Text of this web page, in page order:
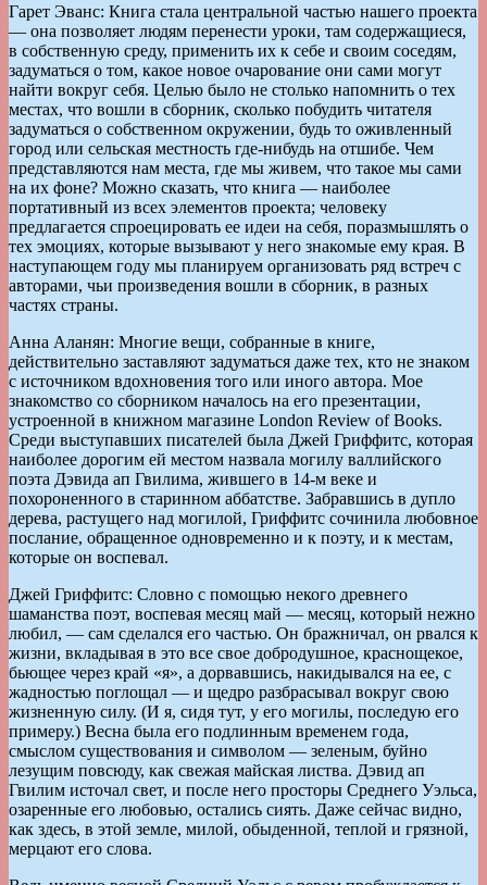
Гарет Эванс: Книга стала центральной частью нашего проекта
— она позволяет людям перенести уроки, там содержащиеся,
в собственную среду, применить их к себе и своим соседям,
задуматься о том, какое новое очарование они сами могут
найти вокруг себя. Целью было не столько напомнить о тех
местах, что вошли в сборник, сколько побудить читателя
задуматься о собственном окружении, будь то оживленный
город или сельская местность где-нибудь на отшибе. Чем
представляются нам места, где мы живем, что такое мы сами
на их фоне? Можно сказать, что книга — наиболее
портативный из всех элементов проекта; человеку
предлагается спроецировать ее идеи на себя, поразмышлять о
тех эмоциях, которые вызывают у него знакомые ему края. В
наступающем году мы планируем организовать ряд встреч с
авторами, чьи произведения вошли в сборник, в разных
частях страны.
Анна Аланян: Многие вещи, собранные в книге,
действительно заставляют задуматься даже тех, кто не знаком
с источником вдохновения того или иного автора. Мое
знакомство со сборником началось на его презентации,
устроенной в книжном магазине London Review of Books.
Среди выступавших писателей была Джей Гриффитс, которая
наиболее дорогим ей местом назвала могилу валлийского
поэта Дэвида ап Гвилима, жившего в 14-м веке и
похороненного в старинном аббатстве. Забравшись в дупло
дерева, растущего над могилой, Гриффитс сочинила любовное
послание, обращенное одновременно и к поэту, и к местам,
которые он воспевал.
Джей Гриффитс: Словно с помощью некого древнего
шаманства поэт, воспевая месяц май — месяц, который нежно
любил, — сам сделался его частью. Он бражничал, он рвался к
жизни, вкладывая в это все свое добродушное, краснощекое,
бьющее через край «я», а дорвавшись, накидывался на ее, с
жадностью поглощал — и щедро разбрасывал вокруг свою
жизненную силу. (И я, сидя тут, у его могилы, последую его
примеру.) Весна была его подлинным временем года,
смыслом существования и символом — зеленым, буйно
лезущим повсюду, как свежая майская листва. Дэвид ап
Гвилим источал свет, и после него просторы Среднего Уэльса,
озаренные его любовью, остались сиять. Даже сейчас видно,
как здесь, в этой земле, милой, обыденной, теплой и грязной,
мерцают его слова.